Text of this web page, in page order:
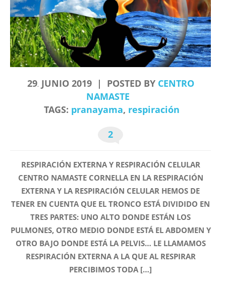
29. JUNIO 2019 POSTED BY CENTRO
NAMASTE
TAGS: pranayama, respiración
2
RESPIRACIÓN EXTERNA Y RESPIRACIÓN CELULAR
CENTRO NAMASTE CORNELLA EN LA RESPIRACIÓN
EXTERNA Y LA RESPIRACIÓN CELULAR HEMOS DE
TENER EN CUENTA QUE EL TRONCO ESTÁ DIVIDIDO EN
TRES PARTES: UNO ALTO DONDE ESTÁN LOS
PULMONES, OTRO MEDIO DONDE ESTÁ EL ABDOMEN Y
OTRO BAJO DONDE ESTÁ LA PELVIS… LE LLAMAMOS
RESPIRACIÓN EXTERNA A LA QUE AL RESPIRAR
PERCIBIMOS TODA […]